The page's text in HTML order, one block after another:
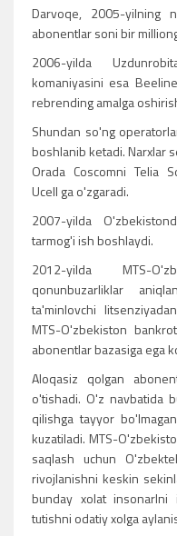
Darvoqe, 2005-yilning
abonentlar soni bir
2006-yilda
komaniyasini esa
rebrending amalga
Shundan so'ng
boshlanib ketadi. Narxlar
Orada Coscomni Telia
Ucell ga o'zgaradi.
2007-yilda
tarmog'i ish boshlaydi.
2012-yilda MTS-
qonunbuzarliklar
ta'minlovchi
MTS-O'zbekiston
abonentlar bazasiga ega
Aloqasiz qolgan
o'tishadi. O'z navbatida
qilishga tayyor
kuzatiladi. MTS-
saqlash uchun
rivojlanishni keskin
bunday xolat
tutishni odatiy xolga